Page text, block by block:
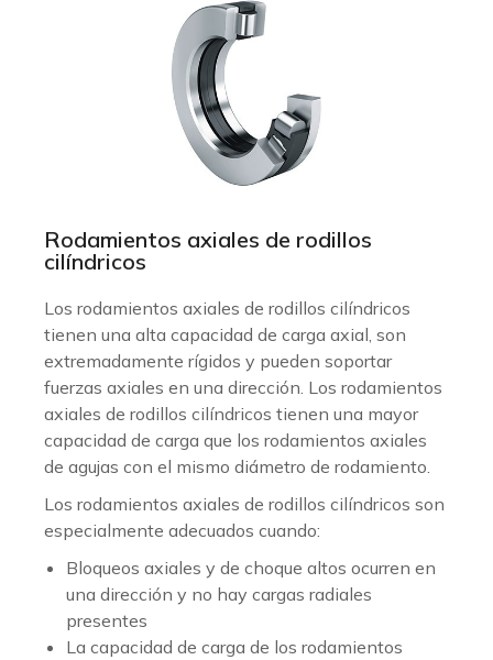
Rodamientos axiales de rodillos
cilíndricos
Los rodamientos axiales de rodillos cilíndricos
tienen una alta capacidad de carga axial, son
extremadamente rígidos y pueden soportar
fuerzas axiales en una dirección. Los rodamientos
axiales de rodillos cilíndricos tienen una mayor
capacidad de carga que los rodamientos axiales
de agujas con el mismo diámetro de rodamiento.
Los rodamientos axiales de rodillos cilíndricos son
especialmente adecuados cuando:
Bloqueos axiales y de choque altos ocurren en
una dirección y no hay cargas radiales
presentes
La capacidad de carga de los rodamientos